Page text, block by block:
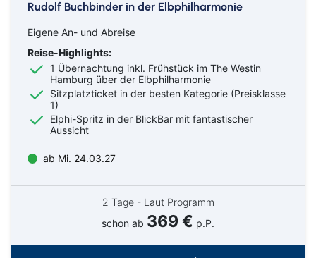
Rudolf Buchbinder in der Elbphilharmonie
Eigene An- und Abreise
Reise-Highlights:
1 Übernachtung inkl. Frühstück im The Westin
Hamburg über der Elbphilharmonie
Sitzplatzticket in der besten Kategorie (Preisklasse
1)
Elphi-Spritz in der BlickBar mit fantastischer
Aussicht
ab Mi. 24.03.27
2 Tage - Laut Programm
schon ab 369 € p.P.